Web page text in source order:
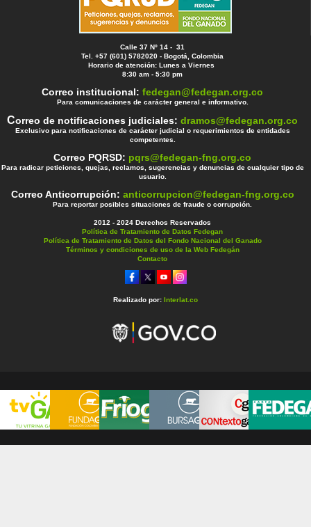
Calle 37 Nº 14 - 31
Tel. +57 (601) 5782020 - Bogotá, Colombia
Horario de atención: Lunes a Viernes
8:30 am - 5:30 pm
Correo institucional:fedegan@fedegan.org.co
Para comunicaciones de carácter general e informativo.
Correo de notificaciones judiciales:dramos@fedegan.org.co
Exclusivo para notificaciones de carácter judicial o requerimientos de entidades
competentes.
Correo PQRSD: pqrs@fedegan-fng.org.co
Para radicar peticiones, quejas, reclamos, sugerencias y denuncias de cualquier tipo de
usuario.
Correo Anticorrupción: anticorrupcion@fedegan-fng.org.co
Para reportar posibles situaciones de fraude o corrupción.
2012 - 2024 Derechos Reservados
Política de Tratamiento de Datos Fedegan
Política de Tratamiento de Datos del Fondo Nacional del Ganado
Términos y condiciones de uso de la Web Fedegán
Contacto
Realizado por: Interlat.co